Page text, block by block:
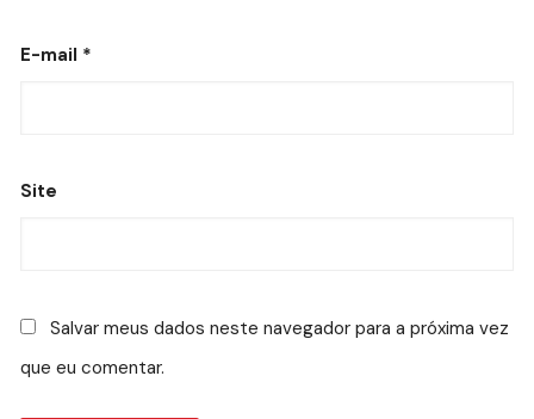
E-mail *
Site
Salvar meus dados neste navegador para a próxima vez
que eu comentar.